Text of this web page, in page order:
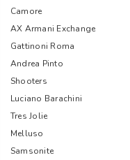
Camore
AX Armani Exchange
Gattinoni Roma
Andrea Pinto
Shooters
Luciano Barachini
Tres Jolie
Melluso
Samsonite